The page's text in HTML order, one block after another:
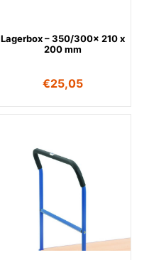
Lagerbox – 350/300x 210 x
200 mm
€25,05